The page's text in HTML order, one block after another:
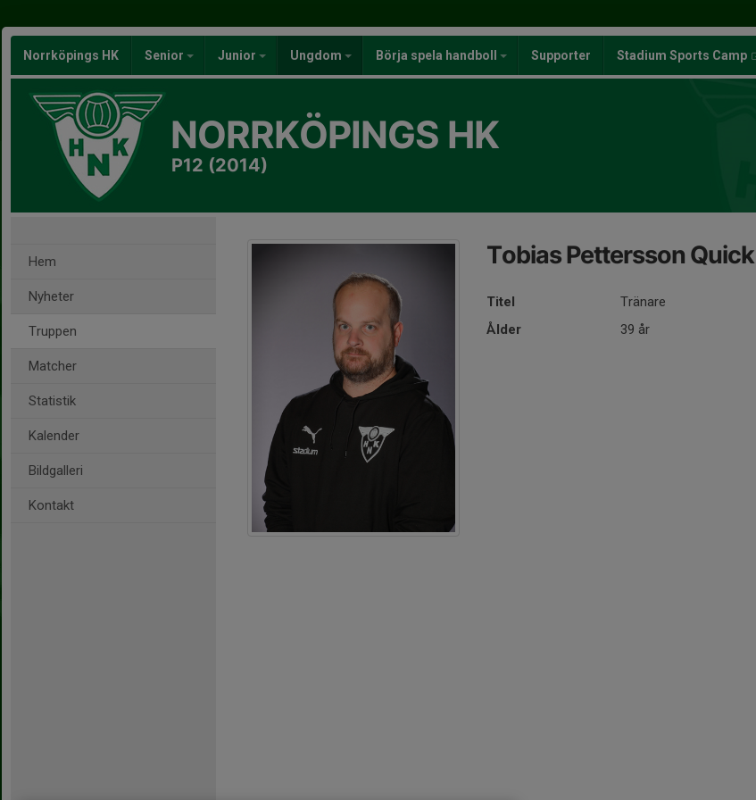
Norrköpings HK Senior Junior Ungdom Börja spela handboll Supporter Stadium Sports Camp
NORRKÖPINGS HK
P12 (2014)
Hem
Nyheter
Truppen
Matcher
Statistik
Kalender
Bildgalleri
Kontakt
Tobias Pettersson Quick
Titel
Tränare
Ålder
39 år